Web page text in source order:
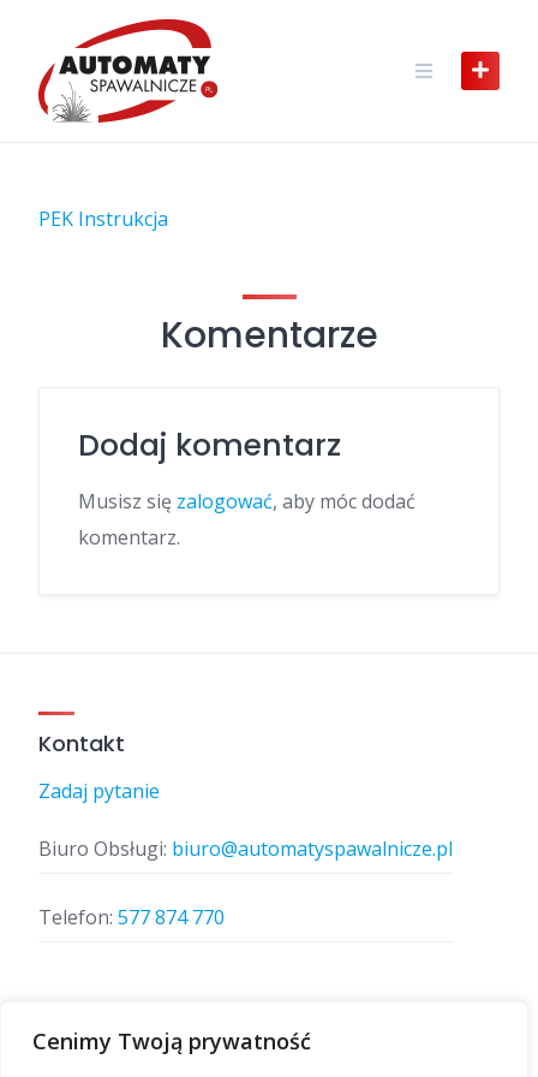
Cenimy Twoją prywatność
content
PEK Instrukcja
Komentarze
Dodaj komentarz
Musisz się zalogować, aby móc dodać
komentarz.
Kontakt
Zadaj pytanie
Biuro Obsługi: biuro@automatyspawalnicze.pl
Telefon: 577 874 770